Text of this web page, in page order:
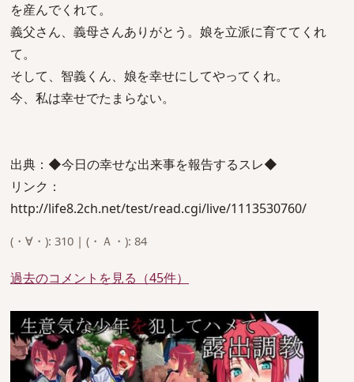
を産んでくれて。
義父さん、義母さんありがとう。娘を立派に育ててくれ
て。
そして、智義くん、娘を幸せにしてやってくれ。
今、私は幸せでたまらない。
出典：◆今日の幸せな出来事を報告するスレ◆
リンク：
http://life8.2ch.net/test/read.cgi/live/1113530760/
(・∀・): 310 | (・Ａ・): 84
過去のコメントを見る（45件）